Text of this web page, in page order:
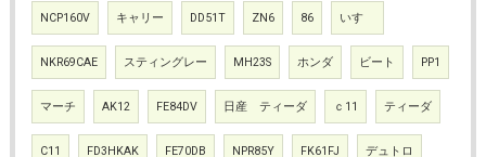
NCP160V キャリー DD51T ZN6 86 いすゞ
NKR69CAE スティングレー MH23S ホンダ ビート PP1
マーチ AK12 FE84DV 日産 ティーダ ｃ11 ティーダ
C11 FD3HKAK FE70DB NPR85Y FK61FJ デュトロ